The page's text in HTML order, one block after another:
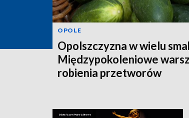
OPOLE
Opolszczyzna w wielu
Międzypokoleniowe
robienia przetworów